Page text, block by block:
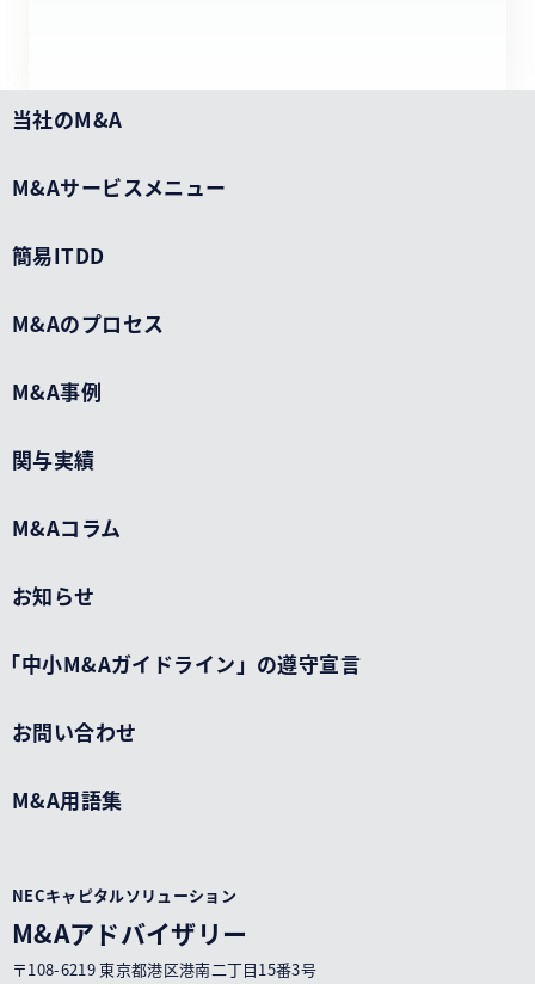
当社のM&A
M&Aサービスメニュー
簡易ITDD
M&Aのプロセス
M&A事例
関与実績
M&Aコラム
お知らせ
「中小M&Aガイドライン」の遵守宣言
お問い合わせ
M&A用語集
NECキャピタルソリューション
M&Aアドバイザリー
〒108-6219 東京都港区港南二丁目15番3号